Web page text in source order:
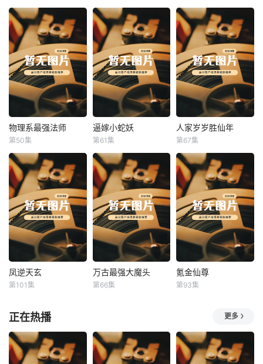
物理系最强法师
物理系最强法师
第50集
逼嫁小蛇妖
逼嫁小蛇妖
第61集
人家岁岁胜仙年
人家岁岁胜仙年
第67集
凤逆天玄
凤逆天玄
第101集
万古最强大魔头
万古最强大魔头
第66集
氪金仙尊
氪金仙尊
第93集
正在热播 更多